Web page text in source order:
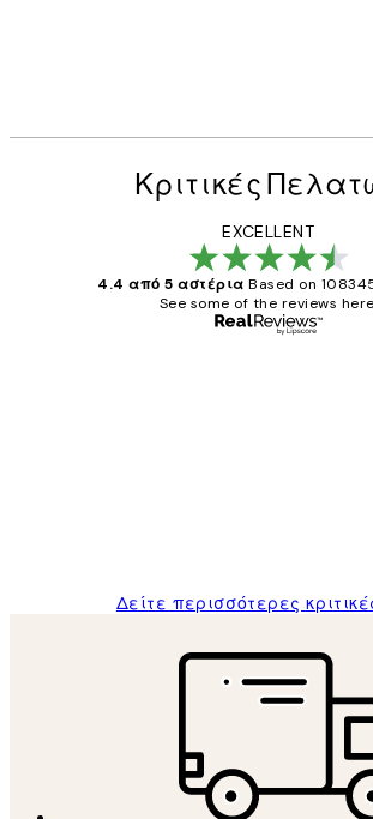
Κριτικές
EXCELLENT
4.4 από 5 αστέρια Based on
See some of the reviews
Δείτε περισσότερες